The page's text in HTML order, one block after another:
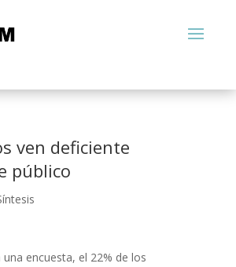
ven deficiente
público
encuesta, el 22% de los